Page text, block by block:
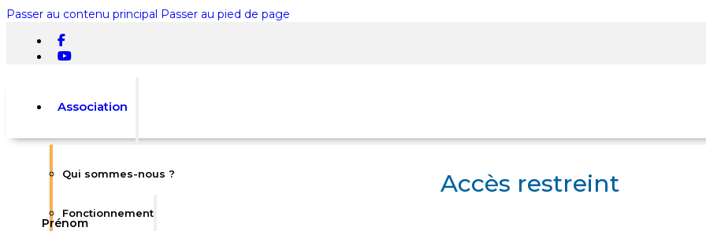
Passer au contenu principal Passer au pied de page
Rechercher sur le site
Rechercher
Association
Qui sommes-nous ?
Fonctionnement
Accès restreint
Prénom